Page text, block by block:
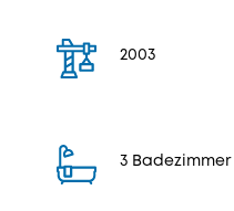
2003
3 Badezimmer